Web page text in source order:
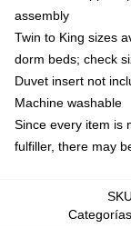
assembly
Twin to King sizes
dorm beds; check
Duvet insert not
Machine washable
Since every item is
fulfiller, there may
SKU
Categorías